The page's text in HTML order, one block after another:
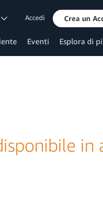
Accedi Crea un
Eventi Esplora di
in